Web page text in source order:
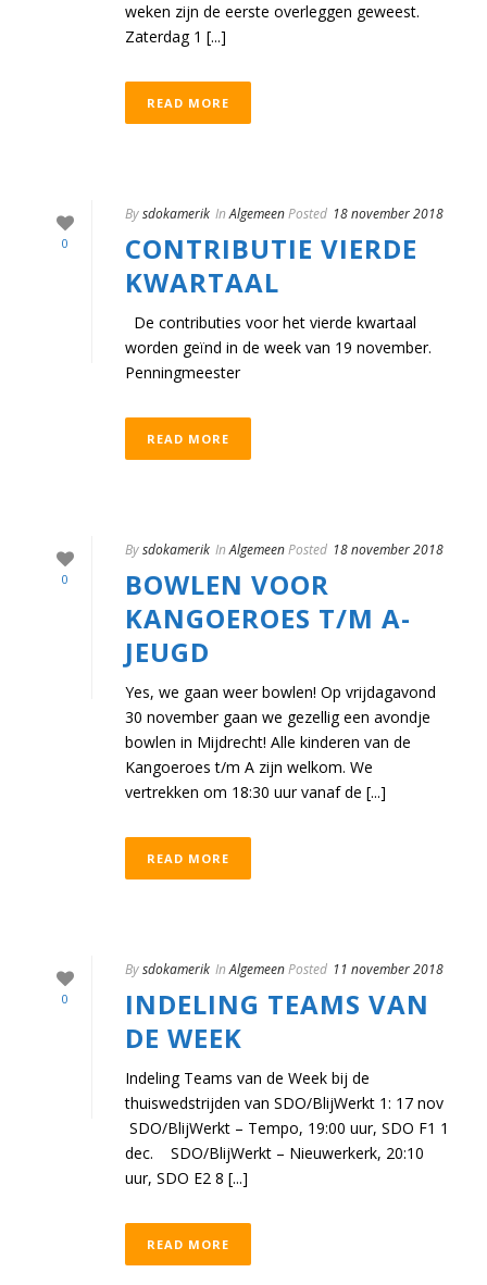
weken zijn de eerste overleggen geweest.
Zaterdag 1 [...]
READ MORE
0
Bysdokamerik InAlgemeenPosted 18 november 2018
CONTRIBUTIE VIERDE
KWARTAAL
De contributies voor het vierde kwartaal
worden geïnd in de week van 19 november.
Penningmeester
READ MORE
0
Bysdokamerik InAlgemeenPosted 18 november 2018
BOWLEN VOOR
KANGOEROES T/M A-
JEUGD
Yes, we gaan weer bowlen! Op vrijdagavond
30 november gaan we gezellig een avondje
bowlen in Mijdrecht! Alle kinderen van de
Kangoeroes t/m A zijn welkom. We
vertrekken om 18:30 uur vanaf de [...]
READ MORE
0
Bysdokamerik InAlgemeenPosted 11 november 2018
INDELING TEAMS VAN
DE WEEK
Indeling Teams van de Week bij de
thuiswedstrijden van SDO/BlijWerkt 1: 17 nov
SDO/BlijWerkt – Tempo, 19:00 uur, SDO F1 1
dec. SDO/BlijWerkt – Nieuwerkerk, 20:10
uur, SDO E2 8 [...]
READ MORE